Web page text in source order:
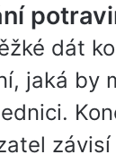
dát
jaká by
závisí